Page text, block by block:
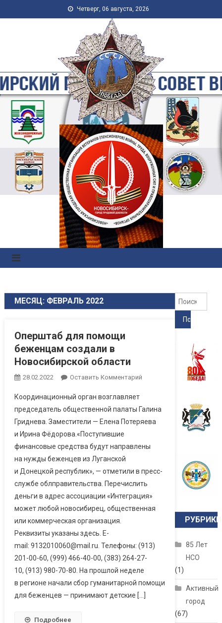
Четверг, 06 августа, 2026
Новосибирская Городская
Общественная Организация
Ветеранов-Пенсионеров
Войны, Труда, Военной
Службы и
Правоохранительных
Органов
МЕСЯЦ: ФЕВРАЛЬ 2022
Оперштаб для помощи
беженцам создали в
Новосибирской области
28.02.2022 Оставить Комментарий
Координационный орган возглавляет
председатель общественной палаты Галина
Гриднева. Заместители — Елена Потеряева
и Ирина Фёдорова.«Поступившие
финансовые средства будут направлены
на нужды беженцев из Луганской
и Донецкой республик», — отметили в пресс-
службе облправительства. Перечислить
деньги в адрес ассоциации «Интеграция»
может любой новосибирец, общественная
или коммерческая организация.
Реквизиты указаны здесь. E-
mail: 9132010060@mail.ru. Телефоны: (913)
201-00-60, (999) 466-40-00, (383) 264-27-
10, (913) 980-70-80. На прошлой неделе
в регионе начали сбор гуманитарной помощи
для беженцев — принимают детские […]
Подробнее
РУБРИКИ
85 Лет
НСО
(1)
Активный
город
(67)